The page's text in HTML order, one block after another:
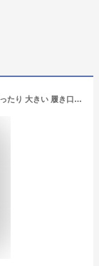
ロングブーツ レディース ブーツ 4cm 筒周り ゆったり 大きい 履き口 キャメル 黒 太め 大きいサイズ ロング ブーツ ヒール 黒 ゆったり リワード ふくらはぎ太め WJ.スタジオ